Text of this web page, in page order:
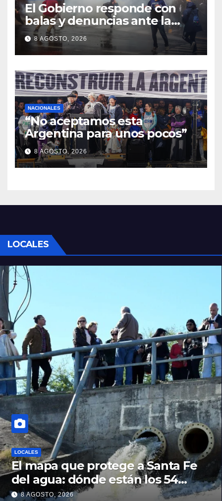
El Gobierno responde con
balas y denuncias ante la
protesta
8 AGOSTO, 2026
NACIONALES
“No aceptamos esta
Argentina para unos pocos”
8 AGOSTO, 2026
LOCALES
LOCALES
El mapa que protege a Santa Fe
del agua: dónde están los 54
puntos de bombeo
8 AGOSTO, 2026